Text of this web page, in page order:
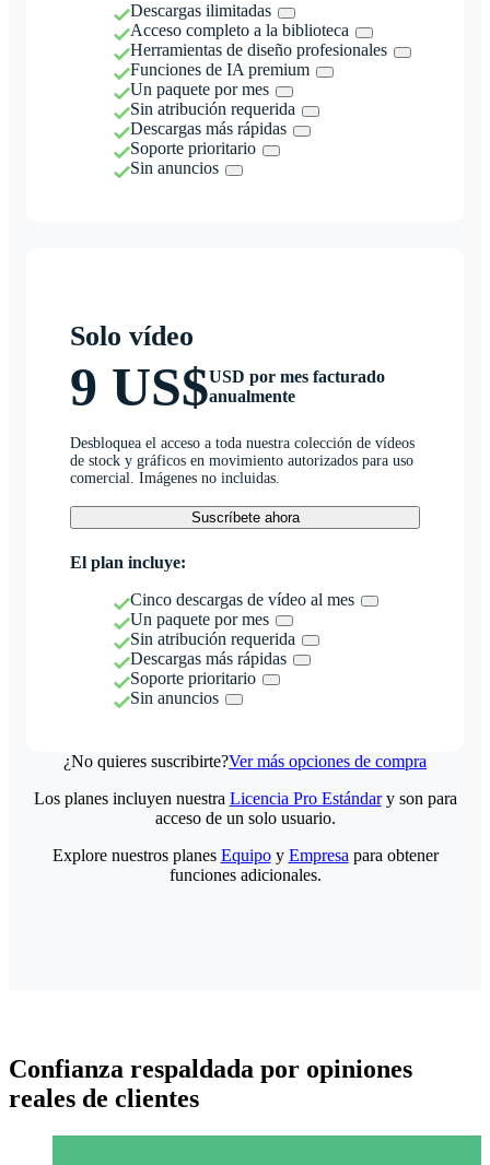
Descargas ilimitadas
Acceso completo a la biblioteca
Herramientas de diseño profesionales
Funciones de IA premium
Un paquete por mes
Sin atribución requerida
Descargas más rápidas
Soporte prioritario
Sin anuncios
Solo vídeo
9 US$USD por mes facturado
anualmente
Desbloquea el acceso a toda nuestra colección de vídeos
de stock y gráficos en movimiento autorizados para uso
comercial. Imágenes no incluidas.
Suscríbete ahora
El plan incluye:
Cinco descargas de vídeo al mes
Un paquete por mes
Sin atribución requerida
Descargas más rápidas
Soporte prioritario
Sin anuncios
¿No quieres suscribirte?Ver más opciones de compra
Los planes incluyen nuestra Licencia Pro Estándary son para
acceso de un solo usuario.
Explore nuestros planes Equipoy Empresa para obtener
funciones adicionales.
Confianza respaldada por opiniones
reales de clientes